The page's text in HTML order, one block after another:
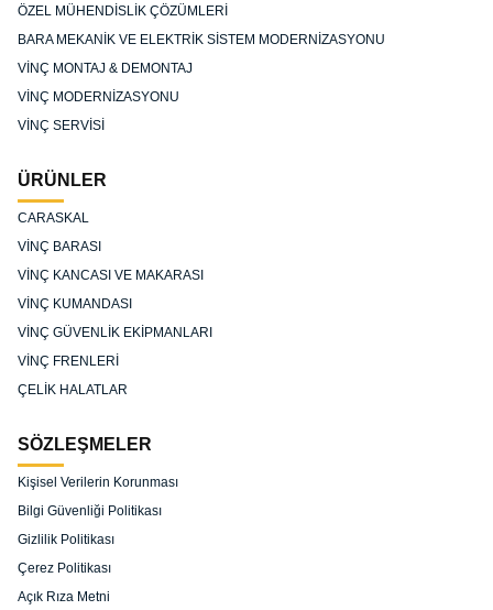
ÖZEL MÜHENDİSLİK ÇÖZÜMLERİ
BARA MEKANİK VE ELEKTRİK SİSTEM MODERNİZASYONU
VİNÇ MONTAJ & DEMONTAJ
VİNÇ MODERNİZASYONU
VİNÇ SERVİSİ
ÜRÜNLER
CARASKAL
VİNÇ BARASI
VİNÇ KANCASI VE MAKARASI
VİNÇ KUMANDASI
VİNÇ GÜVENLİK EKİPMANLARI
VİNÇ FRENLERİ
ÇELİK HALATLAR
SÖZLEŞMELER
Kişisel Verilerin Korunması
Bilgi Güvenliği Politikası
Gizlilik Politikası
Çerez Politikası
Açık Rıza Metni